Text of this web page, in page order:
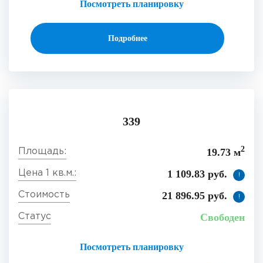
Посмотреть планировку
Подробнее
339
19.73 м2
1 109.83 руб. !
21 896.95 руб. !
Посмотреть планировку
Свободен